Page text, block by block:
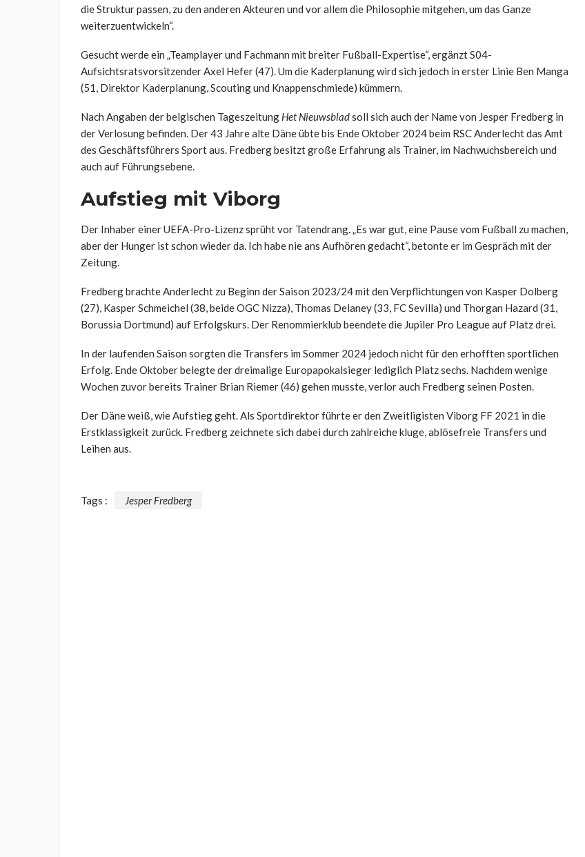
die Struktur passen, zu den anderen Akteuren und vor allem die Philosophie mitgehen, um das Ganze
weiterzuentwickeln“.
Gesucht werde ein „Teamplayer und Fachmann mit breiter Fußball-Expertise“, ergänzt S04-
Aufsichtsratsvorsitzender Axel Hefer (47). Um die Kaderplanung wird sich jedoch in erster Linie Ben Manga
(51, Direktor Kaderplanung, Scouting und Knappenschmiede) kümmern.
Nach Angaben der belgischen Tageszeitung Het Nieuwsbladsoll sich auch der Name von Jesper Fredberg in
der Verlosung befinden. Der 43 Jahre alte Däne übte bis Ende Oktober 2024 beim RSC Anderlecht das Amt
des Geschäftsführers Sport aus. Fredberg besitzt große Erfahrung als Trainer, im Nachwuchsbereich und
auch auf Führungsebene.
Aufstieg mit Viborg
Der Inhaber einer UEFA-Pro-Lizenz sprüht vor Tatendrang. „Es war gut, eine Pause vom Fußball zu machen,
aber der Hunger ist schon wieder da. Ich habe nie ans Aufhören gedacht“, betonte er im Gespräch mit der
Zeitung.
Fredberg brachte Anderlecht zu Beginn der Saison 2023/24 mit den Verpflichtungen von Kasper Dolberg
(27), Kasper Schmeichel (38, beide OGC Nizza), Thomas Delaney (33, FC Sevilla) und Thorgan Hazard (31,
Borussia Dortmund) auf Erfolgskurs. Der Renommierklub beendete die Jupiler Pro League auf Platz drei.
In der laufenden Saison sorgten die Transfers im Sommer 2024 jedoch nicht für den erhofften sportlichen
Erfolg. Ende Oktober belegte der dreimalige Europapokalsieger lediglich Platz sechs. Nachdem wenige
Wochen zuvor bereits Trainer Brian Riemer (46) gehen musste, verlor auch Fredberg seinen Posten.
Der Däne weiß, wie Aufstieg geht. Als Sportdirektor führte er den Zweitligisten Viborg FF 2021 in die
Erstklassigkeit zurück. Fredberg zeichnete sich dabei durch zahlreiche kluge, ablösefreie Transfers und
Leihen aus.
Tags : Jesper Fredberg